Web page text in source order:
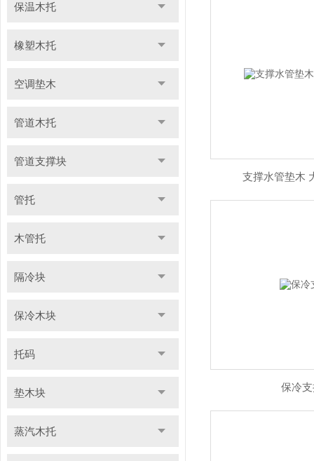
保温木托
橡塑木托
空调垫木
管道木托
管道支撑块
管托
木管托
隔冷块
保冷木块
托码
垫木块
蒸汽木托
支撑水管垫木
保冷